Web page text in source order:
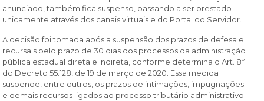
anunciado, também fica suspenso, passando a ser prestado
unicamente através dos canais virtuais e do Portal do Servidor.
A decisão foi tomada após a suspensão dos prazos de defesa e
recursais pelo prazo de 30 dias dos processos da administração
pública estadual direta e indireta, conforme determina o Art. 8º
do Decreto 55.128, de 19 de março de 2020. Essa medida
suspende, entre outros, os prazos de intimações, impugnações
e demais recursos ligados ao processo tributário administrativo.